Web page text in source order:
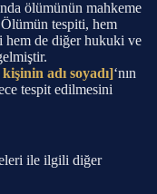
ölümünün mahkeme
tespiti, hem
hem de diğer hukuki ve
adı soyadı]‘nın
tespit edilmesini
ile ilgili diğer